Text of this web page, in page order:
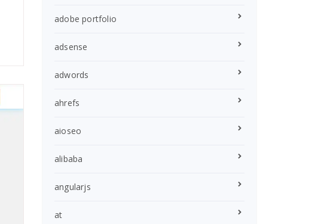
adobe portfolio
adsense
adwords
ahrefs
aioseo
alibaba
angularjs
at